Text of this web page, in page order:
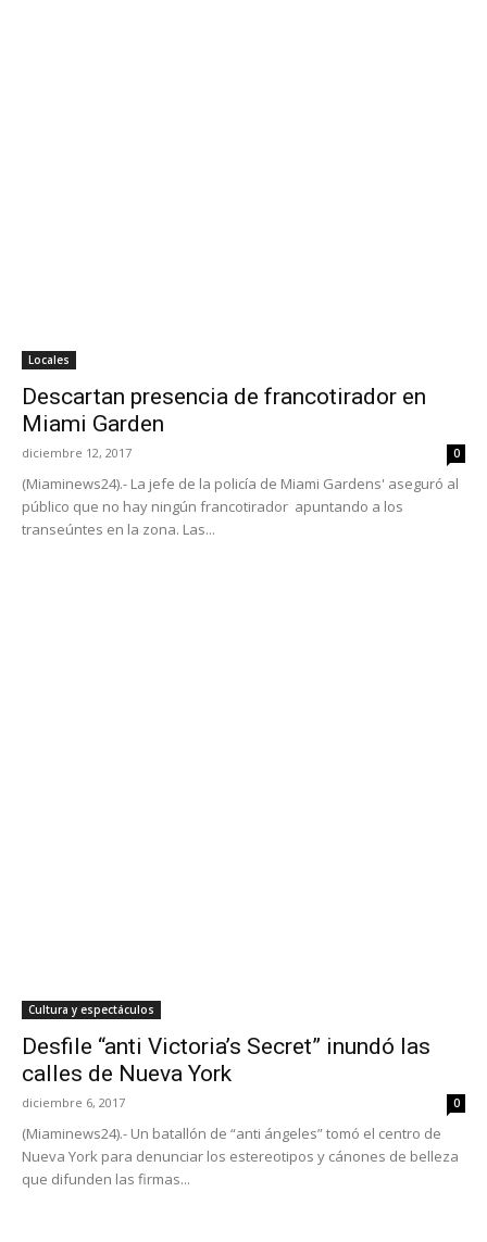
Locales
Descartan presencia de francotirador en
Miami Garden
diciembre 12, 2017 0
(Miaminews24).- La jefe de la policía de Miami Gardens' aseguró al
público que no hay ningún francotirador apuntando a los
transeúntes en la zona. Las...
Cultura y espectáculos
Desfile “anti Victoria’s Secret” inundó las
calles de Nueva York
diciembre 6, 2017 0
(Miaminews24).- Un batallón de “anti ángeles” tomó el centro de
Nueva York para denunciar los estereotipos y cánones de belleza
que difunden las firmas...